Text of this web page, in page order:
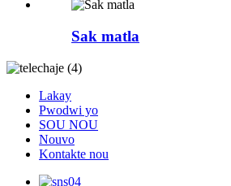
Sak matla
Lakay
Pwodwi yo
SOU NOU
Nouvo
Kontakte nou